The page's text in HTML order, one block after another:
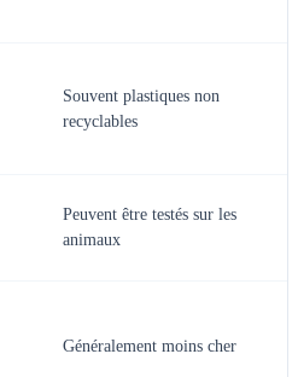
Souvent plastiques non
recyclables
Peuvent être testés sur les
animaux
Généralement moins cher